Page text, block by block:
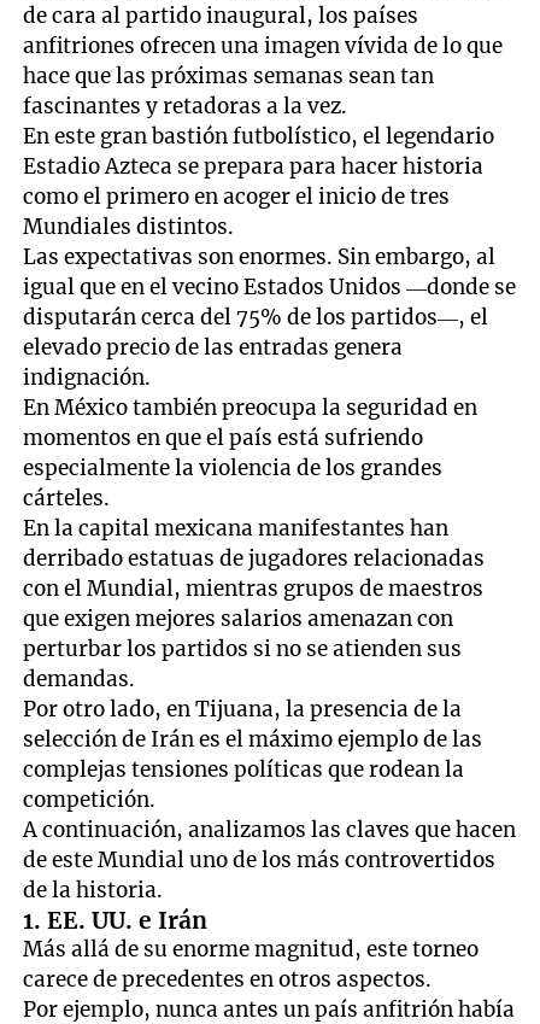
de cara al partido inaugural, los países
anfitriones ofrecen una imagen vívida de lo que
hace que las próximas semanas sean tan
fascinantes y retadoras a la vez.
En este gran bastión futbolístico, el legendario
Estadio Azteca se prepara para hacer historia
como el primero en acoger el inicio de tres
Mundiales distintos.
Las expectativas son enormes. Sin embargo, al
igual que en el vecino Estados Unidos —donde se
disputarán cerca del 75% de los partidos—, el
elevado precio de las entradas genera
indignación.
En México también preocupa la seguridad en
momentos en que el país está sufriendo
especialmente la violencia de los grandes
cárteles.
En la capital mexicana manifestantes han
derribado estatuas de jugadores relacionadas
con el Mundial, mientras grupos de maestros
que exigen mejores salarios amenazan con
perturbar los partidos si no se atienden sus
demandas.
Por otro lado, en Tijuana, la presencia de la
selección de Irán es el máximo ejemplo de las
complejas tensiones políticas que rodean la
competición.
A continuación, analizamos las claves que hacen
de este Mundial uno de los más controvertidos
de la historia.
1. EE. UU. e Irán
Más allá de su enorme magnitud, este torneo
carece de precedentes en otros aspectos.
Por ejemplo, nunca antes un país anfitrión había